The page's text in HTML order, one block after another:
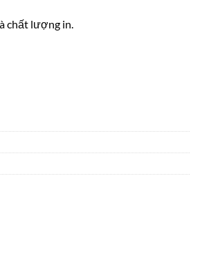
chất lượng in.